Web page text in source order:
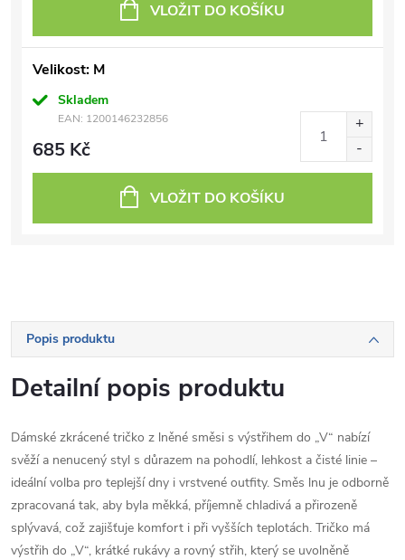
VLOŽIT DO KOŠÍKU
Velikost: M
Skladem
EAN: 1200146232856
685 Kč
VLOŽIT DO KOŠÍKU
Popis produktu
Detailní popis produktu
Dámské zkrácené tričko z lněné směsi s výstřihem do „V“ nabízí
svěží a nenucený styl s důrazem na pohodlí, lehkost a čisté linie –
ideální volba pro teplejší dny i vrstvené outfity. Směs lnu je odborně
zpracovaná tak, aby byla měkká, příjemně chladivá a přirozeně
splývavá, což zajišťuje komfort i při vyšších teplotách. Tričko má
výstřih do „V“, krátké rukávy a rovný střih, který se uvolněně